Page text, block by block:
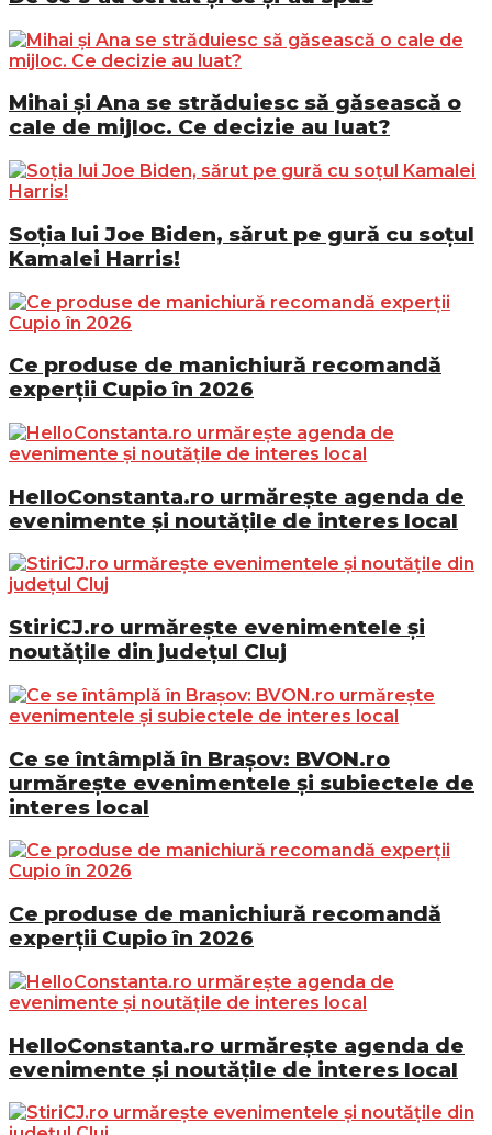
Mihai și Ana se străduiesc să găsească o
cale de mijloc. Ce decizie au luat?
Soția lui Joe Biden, sărut pe gură cu soțul
Kamalei Harris!
Ce produse de manichiură recomandă
experții Cupio în 2026
HelloConstanta.ro urmărește agenda de
evenimente și noutățile de interes local
StiriCJ.ro urmărește evenimentele și
noutățile din județul Cluj
Ce se întâmplă în Brașov: BVON.ro
urmărește evenimentele și subiectele de
interes local
Ce produse de manichiură recomandă
experții Cupio în 2026
HelloConstanta.ro urmărește agenda de
evenimente și noutățile de interes local